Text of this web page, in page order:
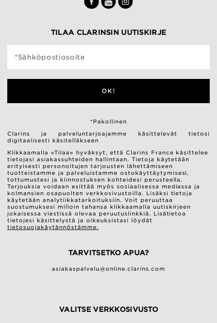
TILAA CLARINSIN UUTISKIRJE
*Sähköpostiosoite
OK!
*Pakollinen
Clarins ja palveluntarjoajamme käsittelevät tietosi
digitaalisesti käsitelläkseen
Klikkaamalla «Tilaa» hyväksyt, että Clarins France käsittelee
tietojasi asiakassuhteiden hallintaan. Tietoja käytetään
erityisesti personoitujen tarjousten lähettämiseen
tuotteistamme ja palveluistamme ostokäyttäytymisesi,
tottumustesi ja kiinnostuksen kohteidesi perusteella.
Tarjouksia voidaan esittää myös sosiaalisessa mediassa ja
kolmansien osapuolten verkkosivustoilla. Lisäksi tietoja
käytetään analytiikkatarkoituksiin. Voit peruuttaa
suostumuksesi milloin tahansa klikkaamalla uutiskirjeen
jokaisessa viestissä olevaa peruutuslinkkiä. Lisätietoa
tietojesi käsittelystä ja oikeuksistasi löydät
tietosuojakäytännöstämme.
TARVITSETKO APUA?
asiakaspalvelu@online.clarins.com
VALITSE VERKKOSIVUSTO